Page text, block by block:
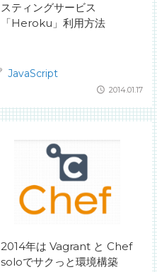
スティングサービス
「Heroku」利用方法
JavaScript
2014.01.17
2014年は Vagrant と Chef
soloでサクっと環境構築